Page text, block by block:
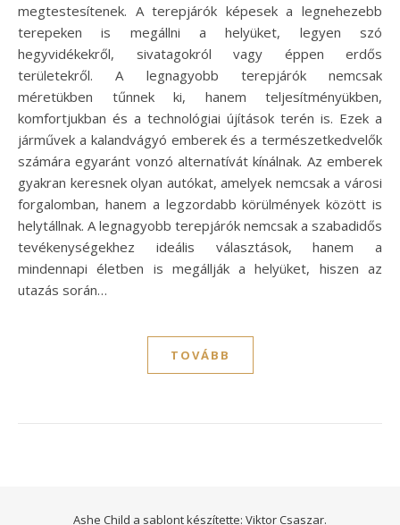
megtestesítenek. A terepjárók képesek a legnehezebb
terepeken is megállni a helyüket, legyen szó
hegyvidékekről, sivatagokról vagy éppen erdős
területekről. A legnagyobb terepjárók nemcsak
méretükben tűnnek ki, hanem teljesítményükben,
komfortjukban és a technológiai újítások terén is. Ezek a
járművek a kalandvágyó emberek és a természetkedvelők
számára egyaránt vonzó alternatívát kínálnak. Az emberek
gyakran keresnek olyan autókat, amelyek nemcsak a városi
forgalomban, hanem a legzordabb körülmények között is
helytállnak. A legnagyobb terepjárók nemcsak a szabadidős
tevékenységekhez ideális választások, hanem a
mindennapi életben is megállják a helyüket, hiszen az
utazás során…
TOVÁBB
Ashe Child a sablont készítette: Viktor Csaszar.